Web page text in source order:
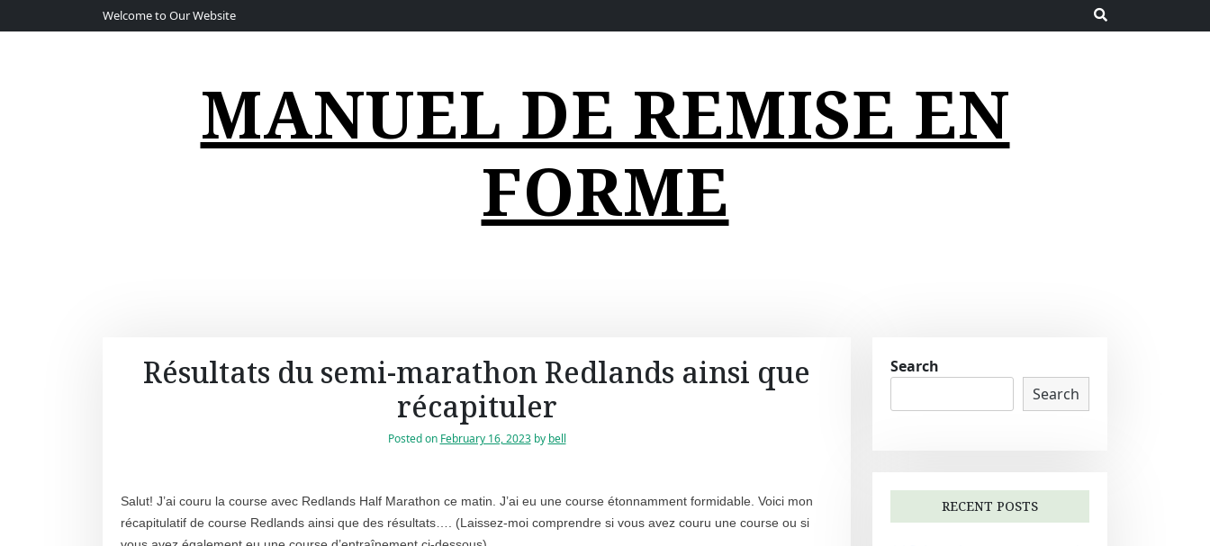
k
Welcome to Our Website
MANUEL DE REMISE EN
FORME
Résultats du semi-marathon Redlands ainsi que
récapituler
Posted on February 16, 2023by bell
Salut! J’ai couru la course avec Redlands Half Marathon ce matin. J’ai eu une course étonnamment formidable. Voici mon
récapitulatif de course Redlands ainsi que des résultats…. (Laissez-moi comprendre si vous avez couru une course ou si
Search
Search
RECENT POSTS